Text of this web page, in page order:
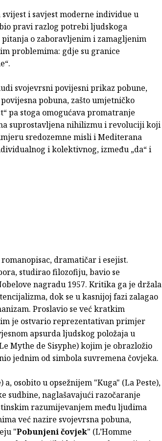
i savjest moderne individue u
pravi razlog potrebi ljudskoga
pitanja o zaboravljenim i zamagljenim
problemima: gdje su granice
svojevrsni povijesni prikaz pobune,
pobuna, zašto umjetničko
pa stoga omogućava promatranje
suprostavljena nihilizmu i revoluciji koji
sredozemne misli i Mediterana
i kolektivnog, između „da“ i
dramatičar i esejist.
studirao filozofiju, bavio se
nagradu 1957. Kritika ga je držala
dok se u kasnijoj fazi zalagao
Proslavio se već kratkim
je ostvario reprezentativan primjer
apsurda ljudskog položaja u
Mythe de Sisyphe) kojim je obrazložio
jednim od simbola suvremena čovjeka.
osobito u opsežnijem "Kuga" (La Peste),
sudbine, naglašavajući razočaranje
razumijevanjem među ljudima
već nazire svojevrsna pobuna,
"Pobunjeni čovjek" (L’Homme